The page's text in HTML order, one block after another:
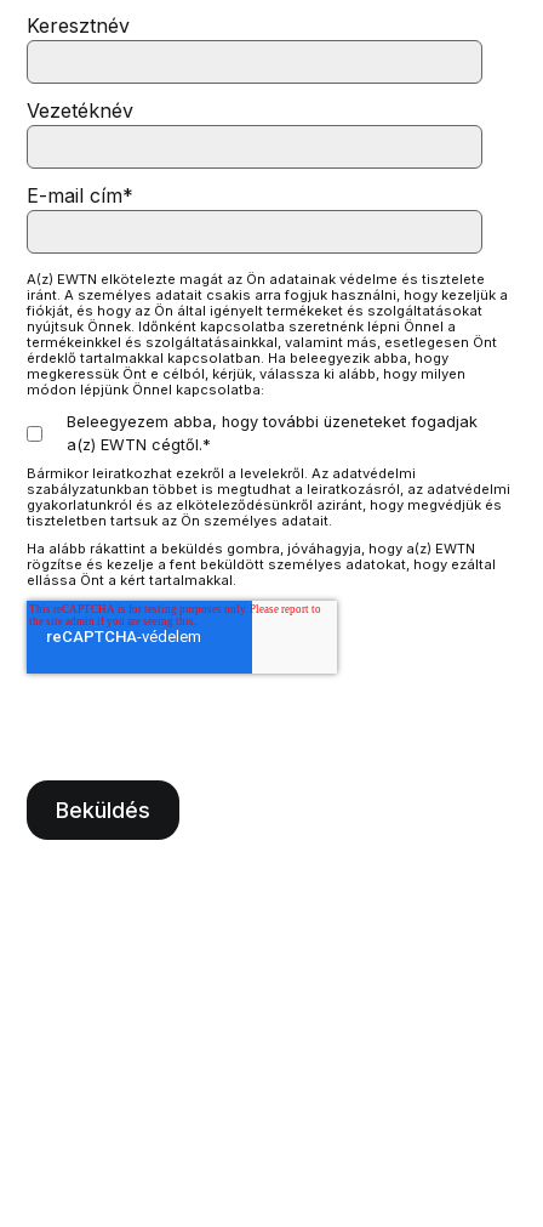
Keresztnév
Vezetéknév
E-mail cím*
A(z) EWTN elkötelezte magát az Ön adatainak védelme és tisztelete
iránt. A személyes adatait csakis arra fogjuk használni, hogy kezeljük a
fiókját, és hogy az Ön által igényelt termékeket és szolgáltatásokat
nyújtsuk Önnek. Időnként kapcsolatba szeretnénk lépni Önnel a
termékeinkkel és szolgáltatásainkkal, valamint más, esetlegesen Önt
érdeklő tartalmakkal kapcsolatban. Ha beleegyezik abba, hogy
megkeressük Önt e célból, kérjük, válassza ki alább, hogy milyen
módon lépjünk Önnel kapcsolatba:
Beleegyezem abba, hogy további üzeneteket fogadjak
a(z) EWTN cégtől.*
Bármikor leiratkozhat ezekről a levelekről. Az adatvédelmi
szabályzatunkban többet is megtudhat a leiratkozásról, az adatvédelmi
gyakorlatunkról és az elköteleződésünkről aziránt, hogy megvédjük és
tiszteletben tartsuk az Ön személyes adatait.
Ha alább rákattint a beküldés gombra, jóváhagyja, hogy a(z) EWTN
rögzítse és kezelje a fent beküldött személyes adatokat, hogy ezáltal
ellássa Önt a kért tartalmakkal.